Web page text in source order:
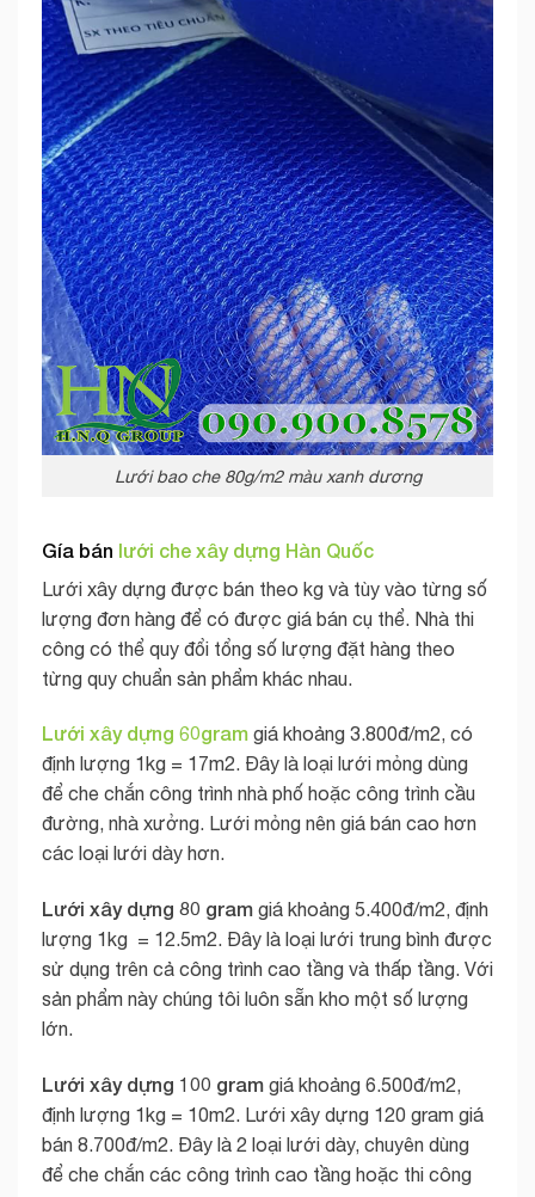
Lưới bao che 80g/m2 màu xanh dương
Gía bán lưới che xây dựng Hàn Quốc
Lưới xây dựng được bán theo kg và tùy vào từng số
lượng đơn hàng để có được giá bán cụ thể. Nhà thi
công có thể quy đổi tổng số lượng đặt hàng theo
từng quy chuẩn sản phẩm khác nhau.
Lưới xây dựng 60gram giá khoảng 3.800đ/m2, có
định lượng 1kg = 17m2. Đây là loại lưới mỏng dùng
để che chắn công trình nhà phố hoặc công trình cầu
đường, nhà xưởng. Lưới mỏng nên giá bán cao hơn
các loại lưới dày hơn.
Lưới xây dựng 80 gram giá khoảng 5.400đ/m2, định
lượng 1kg = 12.5m2. Đây là loại lưới trung bình được
sử dụng trên cả công trình cao tầng và thấp tầng. Với
sản phẩm này chúng tôi luôn sẵn kho một số lượng
lớn.
Lưới xây dựng 100 gram giá khoảng 6.500đ/m2,
định lượng 1kg = 10m2. Lưới xây dựng 120 gram giá
bán 8.700đ/m2. Đây là 2 loại lưới dày, chuyên dùng
để che chắn các công trình cao tầng hoặc thi công